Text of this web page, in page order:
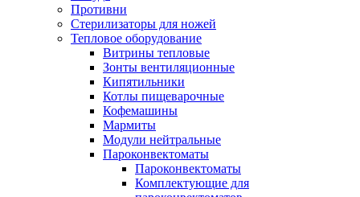
Противни
Стерилизаторы для ножей
Тепловое оборудование
Витрины тепловые
Зонты вентиляционные
Кипятильники
Котлы пищеварочные
Кофемашины
Мармиты
Модули нейтральные
Пароконвектоматы
Пароконвектоматы
Комплектующие для